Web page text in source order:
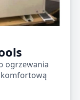
ogrzewania
komfortową